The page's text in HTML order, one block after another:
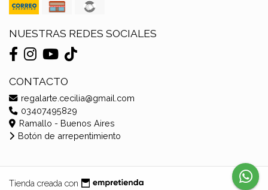
NUESTRAS REDES SOCIALES
CONTACTO
regalarte.cecilia@gmail.com
03407495829
Ramallo - Buenos Aires
Botón de arrepentimiento
Tienda creada con